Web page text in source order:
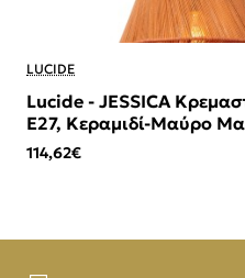
LUCIDE
Lucide - JESSICA Κρεμαστό Φωτιστικό
E27, Κεραμιδί-Μαύρο
114,62€